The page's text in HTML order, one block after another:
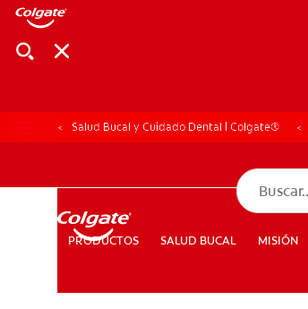
PRODUCTOS
PRODUCTOS SALUD BUCAL MISIÓN
Salud Bucal y Cuidado Dental | Colgate®